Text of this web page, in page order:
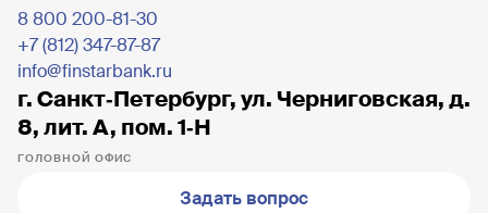
8 800 200-81-30
+7 (812) 347-87-87
info@finstarbank.ru
г. Санкт‐Петербург, ул. Черниговская, д.
8, лит. А, пом. 1‐Н
ГОЛОВНОЙ ОФИС
Задать вопрос